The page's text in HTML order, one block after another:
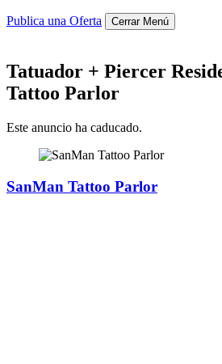
Publica una Oferta Cerrar Menú
Tatuador + Piercer
Tattoo Parlor
Este anuncio ha caducado.
SanMan Tattoo Parlor